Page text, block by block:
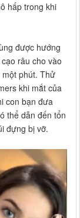
hấp trong khi
được hướng
râu cho vào
phút. Thử
khi mắt của
con bạn đưa
thể dẫn đến tổn
đựng bị vỡ.